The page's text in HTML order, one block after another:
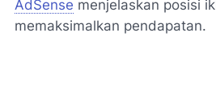
AdSense menjelaskan posisi
memaksimalkan pendapatan.